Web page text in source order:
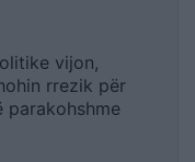
vijon,
rrezik për
parakohshme